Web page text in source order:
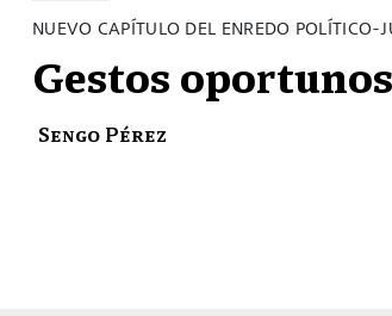
NUEVO CAPÍTULO DEL ENREDO POLÍTICO-
Gestos oportunos
Sengo Pérez